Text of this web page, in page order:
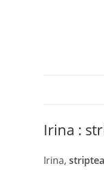
Irina :
Irina,